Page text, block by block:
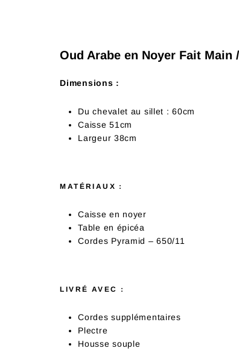
Oud Arabe en Noyer Fait Main
Dimensions :
Du chevalet au sillet : 60cm
Caisse 51cm
Largeur 38cm
MATÉRIAUX :
Caisse en noyer
Table en épicéa
Cordes Pyramid – 650/11
LIVRÉ AVEC :
Cordes supplémentaires
Plectre
Housse souple